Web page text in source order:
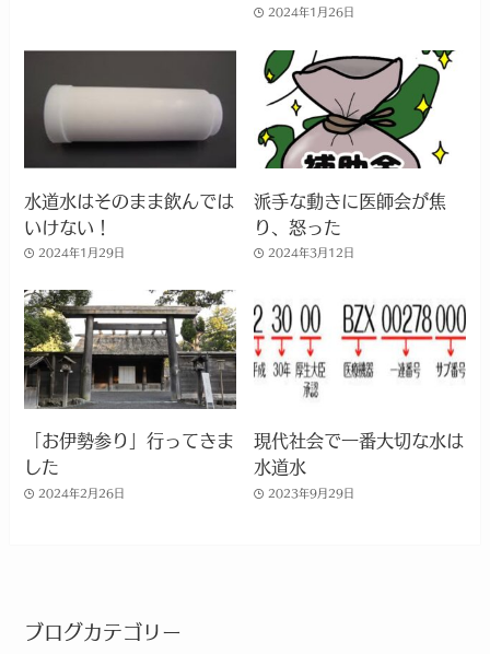
2024年1月26日
水道水はそのまま飲んでは
いけない！
2024年1月29日
派手な動きに医師会が焦
り、怒った
2024年3月12日
「お伊勢参り」行ってきま
した
2024年2月26日
現代社会で一番大切な水は
水道水
2023年9月29日
ブログカテゴリー